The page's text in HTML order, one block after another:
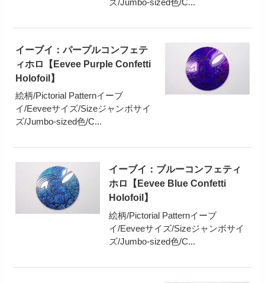
イーブイ：パープルコンフェテ
ィホロ【Eevee Purple Confetti
Holofoil】
絵柄/Pictorial Patternイーブ
イ/Eeveeサイズ/Sizeジャンボサイ
ズ/Jumbo-sized色/C...
イーブイ：ブルーコンフェティ
ホロ【Eevee Blue Confetti
Holofoil】
絵柄/Pictorial Patternイーブ
イ/Eeveeサイズ/Sizeジャンボサイ
ズ/Jumbo-sized色/C...